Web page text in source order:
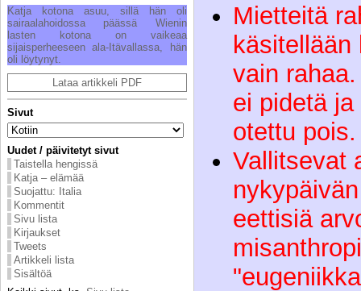
Katja kotona asuu, sillä hän oli
sairaalahoidossa päässä Wienin
lasten kotona on vaikeaa
sijaisperheeseen ala-Itävallassa, hän
oli löytynyt.
Lataa artikkeli PDF
Sivut
Uudet / päivitetyt sivut
Taistella hengissä
Katja – elämää
Suojattu: Italia
Kommentit
Sivu lista
Kirjaukset
Tweets
Artikkeli lista
Sisältöä
Mietteitä
käsitellään
vain
ei pidetä
otettu pois.
Vallitsevat
eettisiä